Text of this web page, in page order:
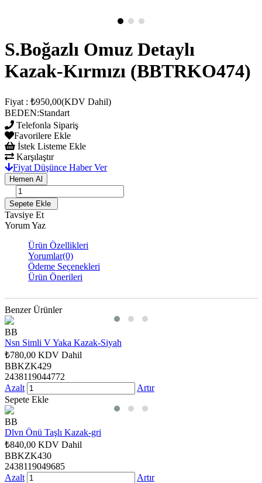
S.Boğazlı Omuz Detaylı
Kazak-Kırmızı (BBTRKO474)
Fiyat : ₺950,00(KDV Dahil)
BEDEN:Standart
Telefonla Sipariş
Favorilere Ekle
İstek Listeme Ekle
Karşılaştır
Fiyat Düşünce Haber Ver
Tavsiye Et
Yorum Yaz
Ürün Özellikleri
Yorumlar(0)
Ödeme Seçenekleri
Ürün Önerileri
Benzer Ürünler
BB
Nsn Simli V Yaka Kazak-Siyah
₺780,00 KDV Dahil
BBKZK429
2438119044772
Azalt
Artır
Sepete Ekle
BB
Dlvn Önü Taşlı Kazak-gri
₺840,00 KDV Dahil
BBKZK430
2438119049685
Azalt
Artır